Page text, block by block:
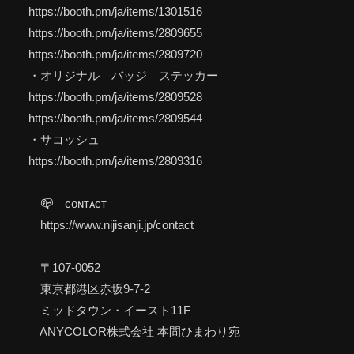
https://booth.pm/ja/items/1301516
https://booth.pm/ja/items/2809655
https://booth.pm/ja/items/2809720
・オリジナル バッジ ステッカー
https://booth.pm/ja/items/2809528
https://booth.pm/ja/items/2809544
・サコッシュ
https://booth.pm/ja/items/2809316
📪 ᴄᴏɴᴛᴀᴄᴛ
https://www.nijisanji.jp/contact
〒107-0052
東京都港区赤坂9-7-2
ミッドタウン・イースト11F
ANYCOLOR株式会社 本間ひまわり宛